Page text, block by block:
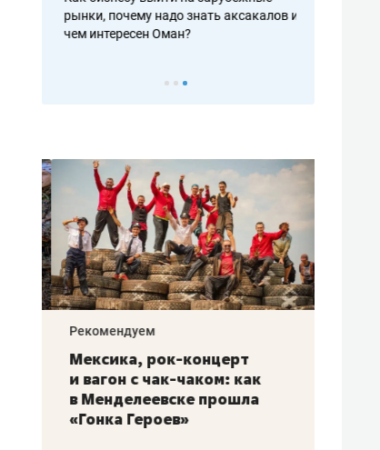
рынки, почему надо знать аксакалов и
чем интересен Оман?
Рекомендуем
Мексика, рок-концерт
и вагон с чак-чаком: как
в Менделеевске прошла
«Гонка Героев»